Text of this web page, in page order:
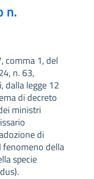
n.
comma 1, del
n. 63,
dalla legge 12
di decreto
ministri
di
della
specie